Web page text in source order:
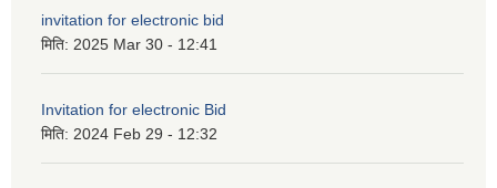
invitation for electronic bid
मिति: 2025 Mar 30 - 12:41
Invitation for electronic Bid
मिति: 2024 Feb 29 - 12:32